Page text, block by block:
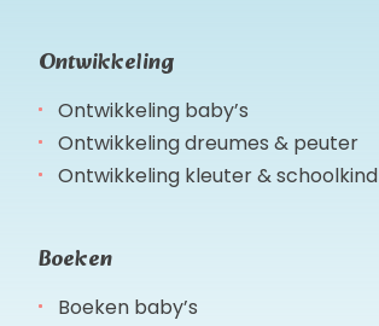
Ontwikkeling
Ontwikkeling baby’s
Ontwikkeling dreumes & peuter
Ontwikkeling kleuter & schoolkind
Boeken
Boeken baby’s